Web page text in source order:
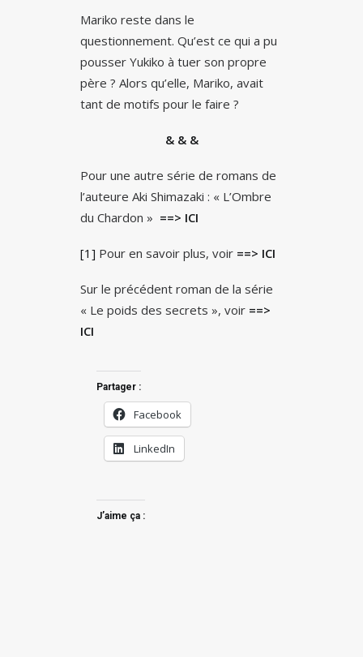
Mariko reste dans le
questionnement. Qu’est ce qui a pu
pousser Yukiko à tuer son propre
père ? Alors qu’elle, Mariko, avait
tant de motifs pour le faire ?
& & &
Pour une autre série de romans de
l’auteure Aki Shimazaki : « L’Ombre
du Chardon » ==> ICI
[1] Pour en savoir plus, voir ==> ICI
Sur le précédent roman de la série
« Le poids des secrets », voir ==>
ICI
Partager :
Facebook
LinkedIn
J’aime ça :